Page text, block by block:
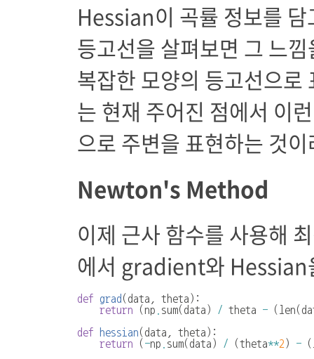
Hessian이 곡률 정보를
등고선을 살펴보면 그 느
복잡한 모양의 등고선으로
는 현재 주어진 점에서 이
으로 주변을 표현하는 것
Newton's Method
이제 근사 함수를 사용해
에서 gradient와 Hessian
def grad ( data theta ):
return
(np sum( data ) / theta - ( len(
def
hessian( data theta ):
return
( -np sum( data ) / (theta**2 ) - (